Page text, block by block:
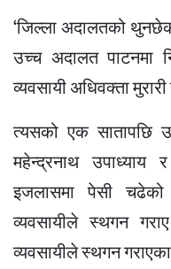
‘जिल्ला अदालतको
उच्च अदालत पाटनमा
व्यवसायी अधिवक्ता
त्यसको एक सातापछि
महेन्द्रनाथ
इजलासमा पेसी
व्यवसायीले स्थगन
व्यवसायीले स्थगन